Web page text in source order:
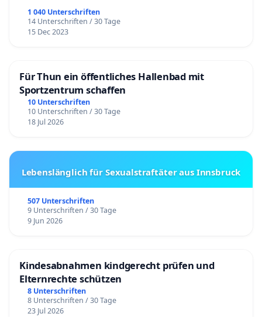
1 040 Unterschriften
14 Unterschriften / 30 Tage
15 Dec 2023
Für Thun ein öffentliches Hallenbad mit
Sportzentrum schaffen
10 Unterschriften
10 Unterschriften / 30 Tage
18 Jul 2026
Lebenslänglich für Sexualstraftäter aus Innsbruck
507 Unterschriften
9 Unterschriften / 30 Tage
9 Jun 2026
Kindesabnahmen kindgerecht prüfen und
Elternrechte schützen
8 Unterschriften
8 Unterschriften / 30 Tage
23 Jul 2026